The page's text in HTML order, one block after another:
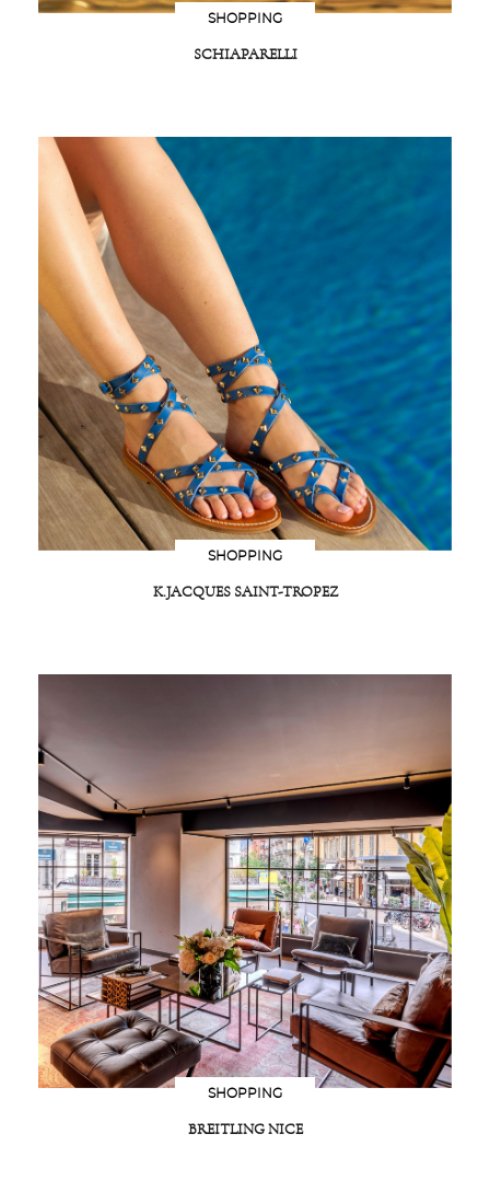
SHOPPING
SCHIAPARELLI
SHOPPING
K.JACQUES SAINT-TROPEZ
SHOPPING
BREITLING NICE